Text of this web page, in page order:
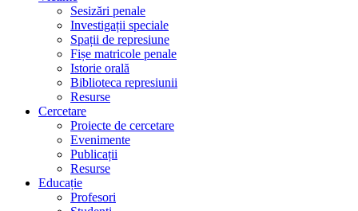
Sesizări penale
Investigații speciale
Spații de represiune
Fișe matricole penale
Istorie orală
Biblioteca represiunii
Resurse
Cercetare
Proiecte de cercetare
Evenimente
Publicații
Resurse
Educație
Profesori